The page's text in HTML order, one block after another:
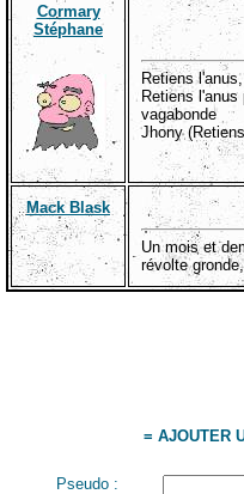
Cormary
Stéphane
Retiens
Retiens
vagabonde
Jhony
Mack Blask
Un mois et
révolte
= AJOUTER
Pseudo :